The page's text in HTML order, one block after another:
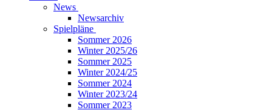
News
Newsarchiv
Spielpläne
Sommer 2026
Winter 2025/26
Sommer 2025
Winter 2024/25
Sommer 2024
Winter 2023/24
Sommer 2023